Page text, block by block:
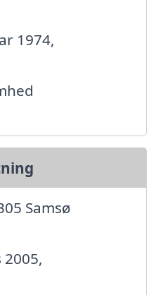
1974,
Samsø